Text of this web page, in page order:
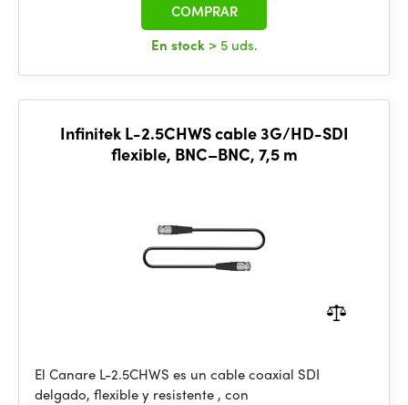
En stock > 5 uds.
COMPRAR
Infinitek L-2.5CHWS cable 3G/HD-SDI
flexible, BNC–BNC, 7,5 m
El Canare L-2.5CHWS es un cable coaxial SDI
delgado, flexible y resistente , con